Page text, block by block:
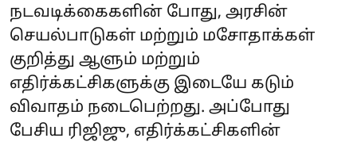
நடவடிக்கைகளின் போது, அரசின்
செயல்பாடுகள் மற்றும் மசோதாக்கள்
குறித்து ஆளும் மற்றும்
எதிர்க்கட்சிகளுக்கு இடையே கடும்
விவாதம் நடைபெற்றது. அப்போது
பேசிய ரிஜிஜு, எதிர்க்கட்சிகளின்